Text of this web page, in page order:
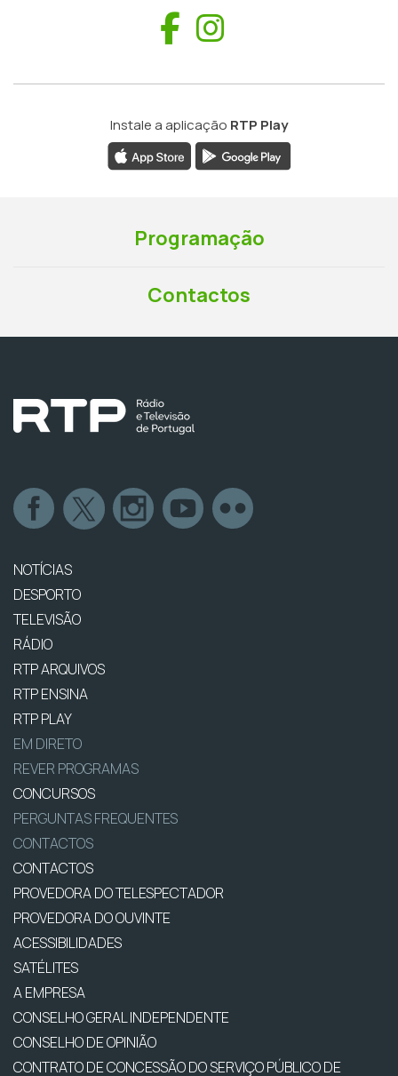
Facebook
Instale a aplicação RTP Play
Programação
Contactos
NOTÍCIAS
DESPORTO
TELEVISÃO
RÁDIO
RTP ARQUIVOS
RTP ENSINA
RTP PLAY
EM DIRETO
REVER PROGRAMAS
CONCURSOS
PERGUNTAS FREQUENTES
CONTACTOS
CONTACTOS
PROVEDORA DO TELESPECTADOR
PROVEDORA DO OUVINTE
ACESSIBILIDADES
SATÉLITES
A EMPRESA
CONSELHO GERAL INDEPENDENTE
CONSELHO DE OPINIÃO
CONTRATO DE CONCESSÃO DO SERVIÇO PÚBLICO DE